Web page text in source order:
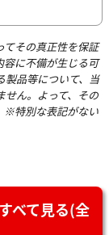
その真正性を保証
容に不備が生じる可
品等について、当
せん。よって、その
※特別な表記がない
べて見る(全